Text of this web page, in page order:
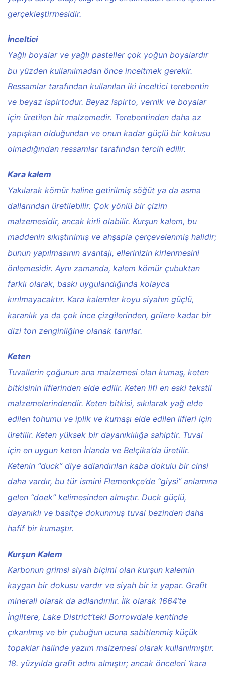
gerçekleştirmesidir.
İnceltici
Yağlı boyalar ve yağlı pasteller çok yoğun boyalardır
bu yüzden kullanılmadan önce inceltmek gerekir.
Ressamlar tarafından kullanılan iki inceltici terebentin
ve beyaz ispirtodur. Beyaz ispirto, vernik ve boyalar
için üretilen bir malzemedir. Terebentinden daha az
yapışkan olduğundan ve onun kadar güçlü bir kokusu
olmadığından ressamlar tarafından tercih edilir.
Kara kalem
Yakılarak kömür haline getirilmiş söğüt ya da asma
dallarından üretilebilir. Çok yönlü bir çizim
malzemesidir, ancak kirli olabilir. Kurşun kalem, bu
maddenin sıkıştırılmış ve ahşapla çerçevelenmiş halidir;
bunun yapılmasının avantajı, ellerinizin kirlenmesini
önlemesidir. Aynı zamanda, kalem kömür çubuktan
farklı olarak, baskı uygulandığında kolayca
kırılmayacaktır. Kara kalemler koyu siyahın güçlü,
karanlık ya da çok ince çizgilerinden, grilere kadar bir
dizi ton zenginliğine olanak tanırlar.
Keten
Tuvallerin çoğunun ana malzemesi olan kumaş, keten
bitkisinin liflerinden elde edilir. Keten lifi en eski tekstil
malzemelerindendir. Keten bitkisi, sıkılarak yağ elde
edilen tohumu ve iplik ve kumaşı elde edilen lifleri için
üretilir. Keten yüksek bir dayanıklılığa sahiptir. Tuval
için en uygun keten İrlanda ve Belçika’da üretilir.
Ketenin “duck” diye adlandırılan kaba dokulu bir cinsi
daha vardır, bu tür ismini Flemenkçe’de “giysi” anlamına
gelen “doek” kelimesinden almıştır. Duck güçlü,
dayanıklı ve basitçe dokunmuş tuval bezinden daha
hafif bir kumaştır.
Kurşun Kalem
Karbonun grimsi siyah biçimi olan kurşun kalemin
kaygan bir dokusu vardır ve siyah bir iz yapar. Grafit
minerali olarak da adlandırılır. İlk olarak 1664’te
İngiltere, Lake District’teki Borrowdale kentinde
çıkarılmış ve bir çubuğun ucuna sabitlenmiş küçük
topaklar halinde yazım malzemesi olarak kullanılmıştır.
18. yüzyılda grafit adını almıştır; ancak önceleri ‘kara